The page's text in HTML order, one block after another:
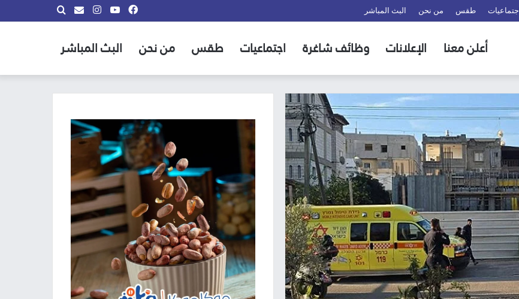
اجتماعيات طقس من نحن البث المباشر بحث
info@almadina.tvانستقراميوتيوب
فيسبوك
أعلن معنا الإعلانات وظائف شاغرة اجتماعيات طقس من نحن البث المباشر